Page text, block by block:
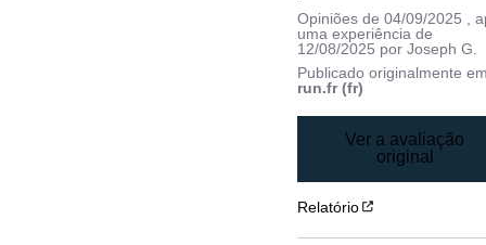
Opiniões de04/09/2025
,
uma experiência de
12/08/2025 porJoseph G.
Publicado originalmente
run.fr (fr)
Ver a avaliação
original
Relatório